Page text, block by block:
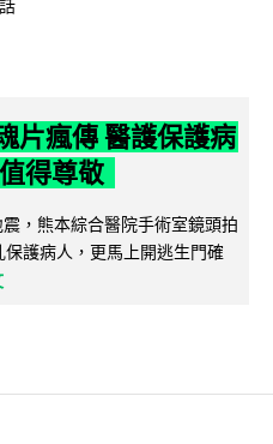
片瘋傳 醫護保護病
得尊敬
，熊本綜合醫院手術室鏡頭拍
護病人，更馬上開逃生門確